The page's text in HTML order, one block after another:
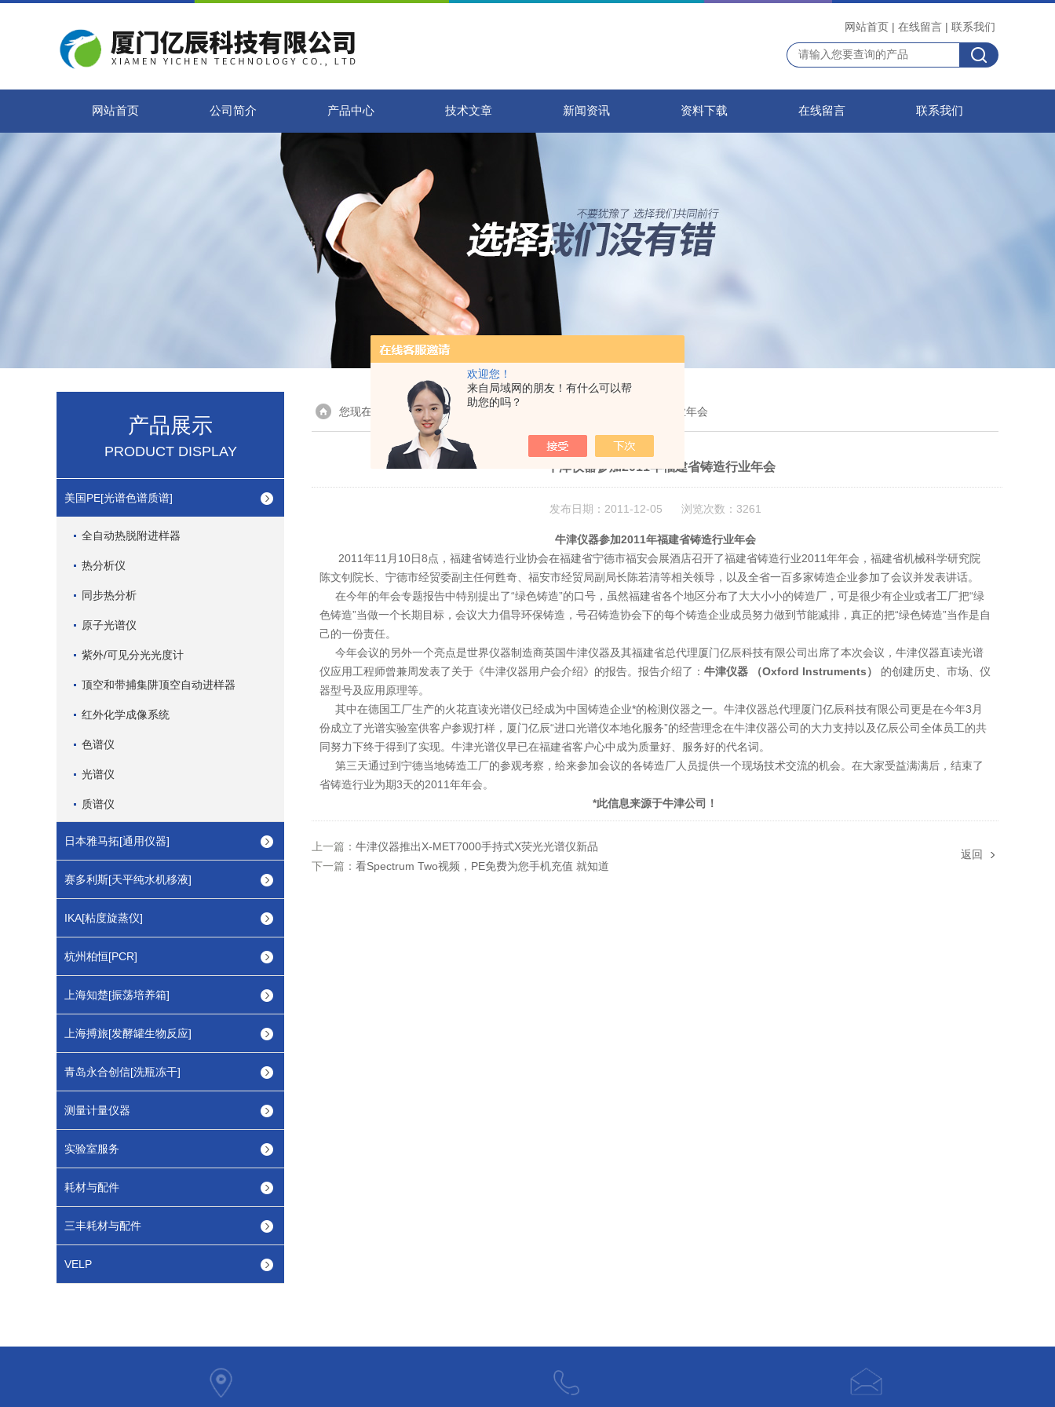
欢迎您！
来自局域网的朋友！有什么可以帮
助您的吗？
网站首页 | 在线留言 | 联系我们
网站首页 公司简介 产品中心 技术文章 新闻资讯 资料下载 在线留言 联系我们
产品展示
PRODUCT DISPLAY
美国PE[光谱色谱质谱]
全自动热脱附进样器
热分析仪
同步热分析
原子光谱仪
紫外/可见分光光度计
顶空和带捕集阱顶空自动进样器
红外化学成像系统
色谱仪
光谱仪
质谱仪
日本雅马拓[通用仪器]
赛多利斯[天平纯水机移液]
IKA[粘度旋蒸仪]
杭州柏恒[PCR]
上海知楚[振荡培养箱]
上海搏旅[发酵罐生物反应]
青岛永合创信[洗瓶冻干]
测量计量仪器
实验室服务
耗材与配件
三丰耗材与配件
VELP
您现在的位置：首页> 新闻中心 > 牛津仪器参加2011年福建省铸造行业年会
牛津仪器参加2011年福建省铸造行业年会
发布日期：2011-12-05 浏览次数：3261
牛津仪器参加2011年福建省铸造行业年会
2011年11月10日8点，福建省铸造行业协会在福建省宁德市福安会展酒店召开了福建省铸造行业2011年年会，福建省机械科学研究院
陈文钊院长、宁德市经贸委副主任何甦奇、福安市经贸局副局长陈若清等相关领导，以及全省一百多家铸造企业参加了会议并发表讲话。
在今年的年会专题报告中特别提出了“绿色铸造”的口号，虽然福建省各个地区分布了大大小小的铸造厂，可是很少有企业或者工厂把“绿
色铸造”当做一个长期目标，会议大力倡导环保铸造，号召铸造协会下的每个铸造企业成员努力做到节能减排，真正的把“绿色铸造”当作是自
己的一份责任。
今年会议的另外一个亮点是世界仪器制造商英国牛津仪器及其福建省总代理厦门亿辰科技有限公司出席了本次会议，牛津仪器直读光谱
仪应用工程师曾兼周发表了关于《牛津仪器用户会介绍》的报告。报告介绍了： 牛津仪器 （Oxford Instruments） 的创建历史、市场、仪
器型号及应用原理等。
其中在德国工厂生产的火花直读光谱仪已经成为中国铸造企业*的检测仪器之一。牛津仪器总代理厦门亿辰科技有限公司更是在今年3月
份成立了光谱实验室供客户参观打样，厦门亿辰“进口光谱仪本地化服务”的经营理念在牛津仪器公司的大力支持以及亿辰公司全体员工的共
同努力下终于得到了实现。牛津光谱仪早已在福建省客户心中成为质量好、服务好的代名词。
第三天通过到宁德当地铸造工厂的参观考察，给来参加会议的各铸造厂人员提供一个现场技术交流的机会。在大家受益满满后，结束了
省铸造行业为期3天的2011年年会。
*此信息来源于牛津公司！
上一篇： 牛津仪器推出X-MET7000手持式X荧光光谱仪新品
下一篇： 看Spectrum Two视频，PE免费为您手机充值 就知道
返回